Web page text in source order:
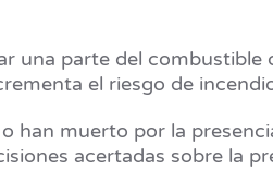
una parte del
el riesgo de
han muerto por la
acertadas sobre la